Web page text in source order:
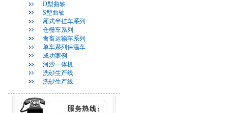
D型曲轴
S型曲轴
厢式半挂车系列
仓栅车系列
禽畜运输车系列
单车系列保温车
成功案例
河沙一体机
洗砂生产线
洗砂生产线